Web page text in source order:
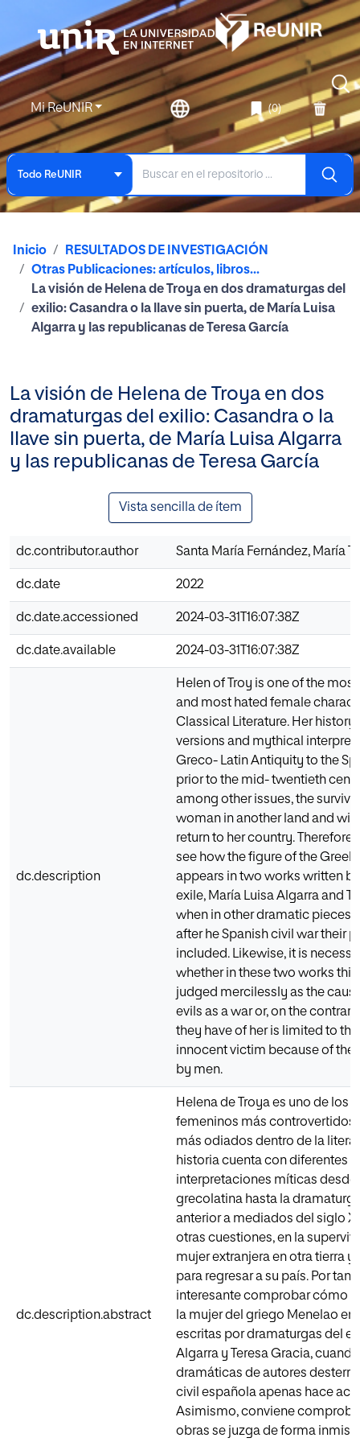
Mi ReUNIR (0)
Todo ReUNIR
Inicio
RESULTADOS DE INVESTIGACIÓN
Otras Publicaciones: artículos, libros...
La visión de Helena de Troya en dos dramaturgas del
exilio: Casandra o la llave sin puerta, de María Luisa
Algarra y las republicanas de Teresa García
La visión de Helena de Troya en dos
dramaturgas del exilio: Casandra o la
llave sin puerta, de María Luisa Algarra
y las republicanas de Teresa García
Vista sencilla de ítem
dc.contributor.author Santa María Fernández, María
dc.date 2022
dc.date.accessioned 2024-03-31T16:07:38Z
dc.date.available 2024-03-31T16:07:38Z
dc.description
Helen of Troy is one of the
and most hated female
Classical Literature. Her history
versions and mythical
Greco- Latin Antiquity to the
prior to the mid- twentieth
among other issues, the
woman in another land and
return to her country.
see how the figure of the
appears in two works written
exile, María Luisa Algarra and
when in other dramatic pieces
after he Spanish civil war their
included. Likewise, it is
whether in these two works
judged mercilessly as the
evils as a war or, on the
they have of her is limited to
innocent victim because of the
by men.
dc.description.abstract
Helena de Troya es uno de los
femeninos más controvertidos
más odiados dentro de la
historia cuenta con diferentes
interpretaciones míticas
grecolatina hasta la
anterior a mediados del siglo
otras cuestiones, en la
mujer extranjera en otra tierra
para regresar a su país. Por
interesante comprobar cómo
la mujer del griego Menelao en
escritas por dramaturgas del
Algarra y Teresa Gracia,
dramáticas de autores
civil española apenas hace
Asimismo, conviene
obras se juzga de forma